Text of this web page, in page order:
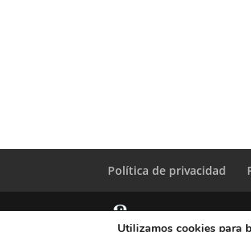
Política de privacidad
Utilizamos cookies para